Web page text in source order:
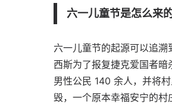
六一儿童节是怎么来
六一儿童节的起源可以追
西斯为了报复捷克爱国者
男性公民 140 余人，并将
毁，一个原本幸福安宁的村